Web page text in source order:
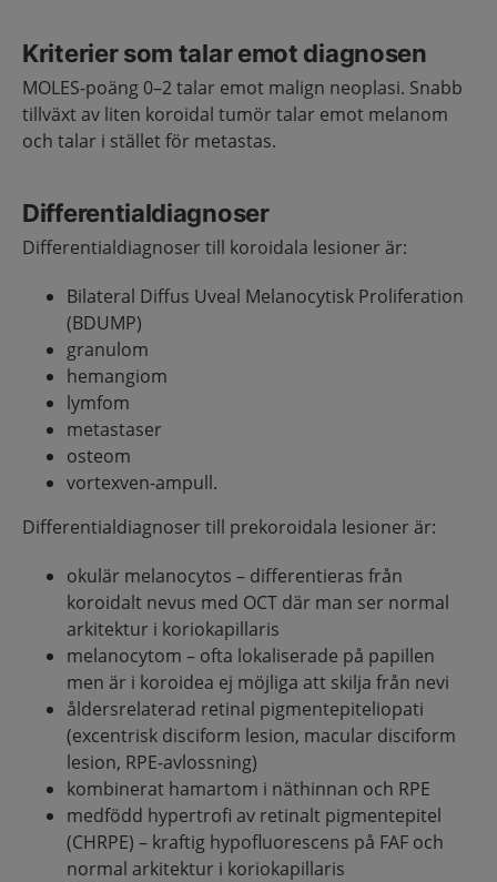
Kriterier som talar emot diagnosen
MOLES-poäng 0–2 talar emot malign neoplasi. Snabb
tillväxt av liten koroidal tumör talar emot melanom
och talar i stället för metastas.
Differentialdiagnoser
Differentialdiagnoser till koroidala lesioner är:
Bilateral Diffus Uveal Melanocytisk Proliferation
(BDUMP)
granulom
hemangiom
lymfom
metastaser
osteom
vortexven-ampull.
Differentialdiagnoser till prekoroidala lesioner är:
okulär melanocytos – differentieras från
koroidalt nevus med OCT där man ser normal
arkitektur i koriokapillaris
melanocytom – ofta lokaliserade på papillen
men är i koroidea ej möjliga att skilja från nevi
åldersrelaterad retinal pigmentepiteliopati
(excentrisk disciform lesion, macular disciform
lesion, RPE-avlossning)
kombinerat hamartom i näthinnan och RPE
medfödd hypertrofi av retinalt pigmentepitel
(CHRPE) – kraftig hypofluorescens på FAF och
normal arkitektur i koriokapillaris